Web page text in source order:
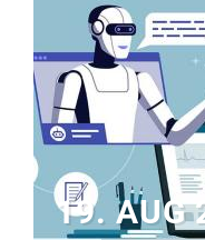
19. AUG